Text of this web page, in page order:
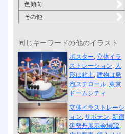
色傾向
その他
同じキーワードの他のイラスト
東京ドームシ...
ポスター, 立体イラ
ストレーション, 人
形は粘土, 建物は発
泡スチロール, 東京
ドームシティ
新宿伊勢丹展...
立体イラストレーシ
ョン, サボテン, 新宿
伊勢丹展示会場02,